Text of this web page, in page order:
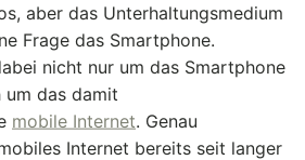
aber das Unterhaltungsmedium
Frage das Smartphone.
nicht nur um das Smartphone
um das damit
mobile Internet. Genau
Internet bereits seit langer